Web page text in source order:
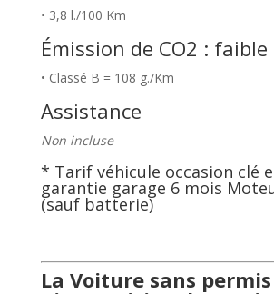
• 3,8 l./100 Km
Émission de CO2 : faible
• Classé B = 108 g./Km
Assistance
Non incluse
* Tarif véhicule occasion clé
garantie garage 6 mois
(sauf batterie)
La Voiture sans